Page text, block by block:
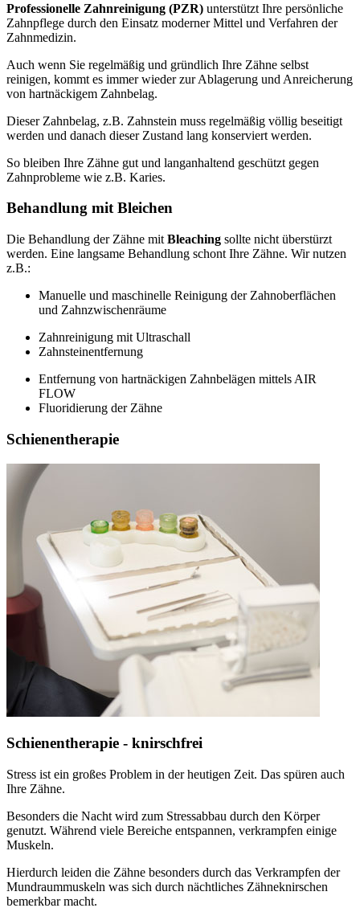
Professionelle Zahnreinigung (PZR) unterstützt Ihre persönliche
Zahnpflege durch den Einsatz moderner Mittel und Verfahren der
Zahnmedizin.
Auch wenn Sie regelmäßig und gründlich Ihre Zähne selbst
reinigen, kommt es immer wieder zur Ablagerung und Anreicherung
von hartnäckigem Zahnbelag.
Dieser Zahnbelag, z.B. Zahnstein muss regelmäßig völlig beseitigt
werden und danach dieser Zustand lang konserviert werden.
So bleiben Ihre Zähne gut und langanhaltend geschützt gegen
Zahnprobleme wie z.B. Karies.
Behandlung mit Bleichen
Die Behandlung der Zähne mit Bleaching sollte nicht überstürzt
werden. Eine langsame Behandlung schont Ihre Zähne. Wir nutzen
z.B.:
Manuelle und maschinelle Reinigung der Zahnoberflächen
und Zahnzwischenräume
Zahnreinigung mit Ultraschall
Zahnsteinentfernung
Entfernung von hartnäckigen Zahnbelägen mittels AIR
FLOW
Fluoridierung der Zähne
Schienentherapie
Schienentherapie - knirschfrei
Stress ist ein großes Problem in der heutigen Zeit. Das spüren auch
Ihre Zähne.
Besonders die Nacht wird zum Stressabbau durch den Körper
genutzt. Während viele Bereiche entspannen, verkrampfen einige
Muskeln.
Hierdurch leiden die Zähne besonders durch das Verkrampfen der
Mundraummuskeln was sich durch nächtliches Zähneknirschen
bemerkbar macht.